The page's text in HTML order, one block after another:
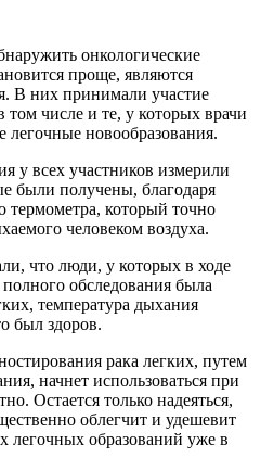
онкологические
проще, являются
В них принимали участие
том числе и те, у которых врачи
легочные новообразования.
у всех участников измерили
были получены, благодаря
термометра, который точно
человеком воздуха.
что люди, у которых в ходе
обследования была
температура дыхания
был здоров.
рака легких, путем
начнет использоваться при
Остается только надеяться,
облегчит и удешевит
легочных образований уже в